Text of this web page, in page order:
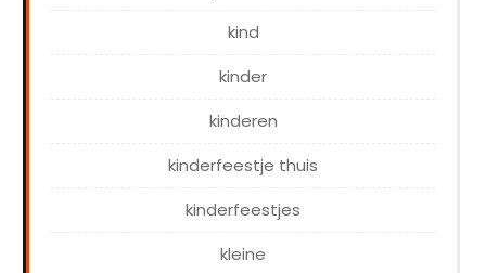
kind
kinder
kinderen
kinderfeestje thuis
kinderfeestjes
kleine